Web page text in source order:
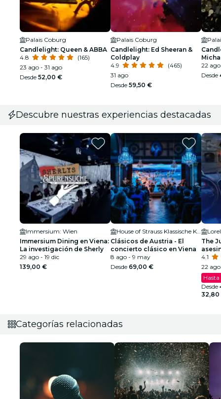
Palais Coburg
Candlelight: Queen & ABBA
4.8
(165)
23 ago - 31 ago
Desde 52,00 €
Palais Coburg
Candlelight: Ed Sheeran &
Coldplay
4.9
(465)
31 ago
Desde 59,50 €
22
Desde
Descubre nuestras experiencias destacadas
Immersium: Wien
Immersium Dining en Viena:
La investigación de Sherly
29 ago - 19 dic
139,00 €
Clásicos de Austria - El
concierto clásico en Viena
8 ago - 9 may
Desde 69,00 €
The
4.1
22 ago
Hasta
Desde
32,80
Categorías relacionadas